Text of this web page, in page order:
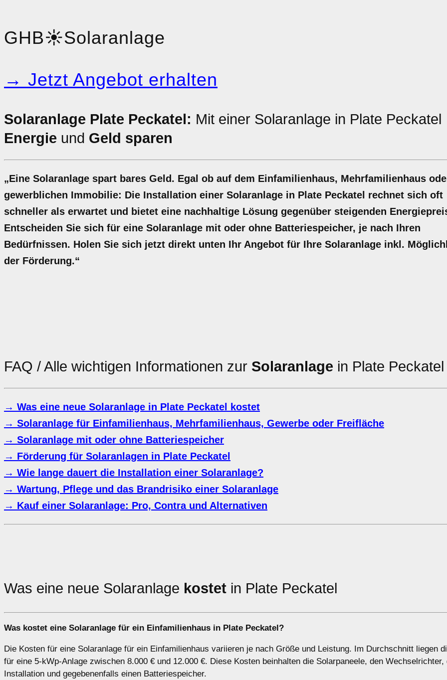
GHB☀️Solaranlage
→ Jetzt Angebot erhalten
Solaranlage Plate Peckatel: Mit einer Solaranlage in Plate Peckatel
Energie und Geld sparen
„Eine Solaranlage spart bares Geld. Egal ob auf dem Einfamilienhaus, Mehrfamilienhaus
gewerblichen Immobilie: Die Installation einer Solaranlage in Plate Peckatel rechnet sich oft
schneller als erwartet und bietet eine nachhaltige Lösung gegenüber steigenden
Entscheiden Sie sich für eine Solaranlage mit oder ohne Batteriespeicher, je nach Ihren
Bedürfnissen. Holen Sie sich jetzt direkt unten Ihr Angebot für Ihre Solaranlage inkl.
der Förderung.“
FAQ / Alle wichtigen Informationen zur Solaranlage in Plate Peckatel
→ Was eine neue Solaranlage in Plate Peckatel kostet
→ Solaranlage für Einfamilienhaus, Mehrfamilienhaus, Gewerbe oder Freifläche
→ Solaranlage mit oder ohne Batteriespeicher
→ Förderung für Solaranlagen in Plate Peckatel
→ Wie lange dauert die Installation einer Solaranlage?
→ Wartung, Pflege und das Brandrisiko einer Solaranlage
→ Kauf einer Solaranlage: Pro, Contra und Alternativen
Was eine neue Solaranlage kostet in Plate Peckatel
Was kostet eine Solaranlage für ein Einfamilienhaus in Plate Peckatel?
Die Kosten für eine Solaranlage für ein Einfamilienhaus variieren je nach Größe und Leistung. Im Durchschnitt liegen
für eine 5-kWp-Anlage zwischen 8.000 € und 12.000 €. Diese Kosten beinhalten die Solarpaneele, den Wechselrichter,
Installation und gegebenenfalls einen Batteriespeicher.